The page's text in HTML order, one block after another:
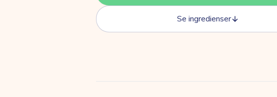
Se ingredienser